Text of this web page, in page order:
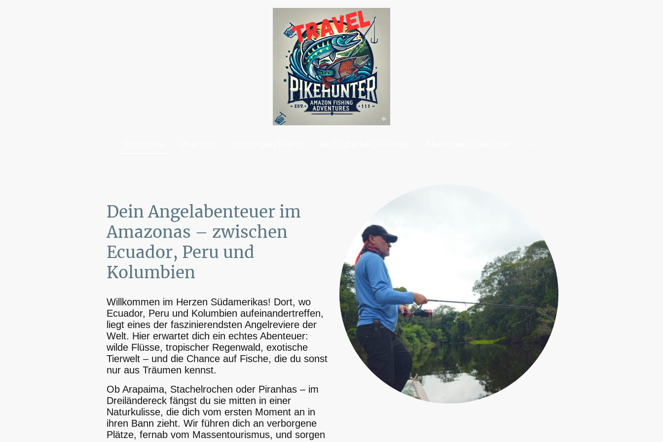
Dein Angelabenteuer im
Amazonas – zwischen
Ecuador, Peru und
Kolumbien
Willkommen im Herzen Südamerikas! Dort, wo
Ecuador, Peru und Kolumbien aufeinandertreffen,
liegt eines der faszinierendsten Angelreviere der
Welt. Hier erwartet dich ein echtes Abenteuer:
wilde Flüsse, tropischer Regenwald, exotische
Tierwelt – und die Chance auf Fische, die du sonst
nur aus Träumen kennst.
Ob Arapaima, Stachelrochen oder Piranhas – im
Dreiländereck fängst du sie mitten in einer
Naturkulisse, die dich vom ersten Moment an in
ihren Bann zieht. Wir führen dich an verborgene
Plätze, fernab vom Massentourismus, und sorgen